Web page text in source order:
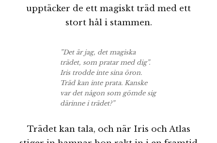
upptäcker de ett magiskt träd med ett
stort hål i stammen.
”Det är jag, det magiska
trädet, som pratar med dig”.
Iris trodde inte sina öron.
Träd kan inte prata. Kanske
var det någon som gömde sig
därinne i trädet?”
Trädet kan tala, och när Iris och Atlas